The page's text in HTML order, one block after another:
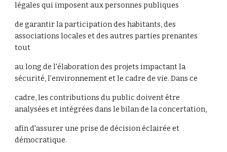
légales qui imposent aux personnes publiques
de garantir la participation des habitants, des
associations locales et des autres parties prenantes
tout
au long de l'élaboration des projets impactant la
sécurité, l’environnement et le cadre de vie. Dans ce
cadre, les contributions du public doivent être
analysées et intégrées dans le bilan de la concertation,
afin d'assurer une prise de décision éclairée et
démocratique.